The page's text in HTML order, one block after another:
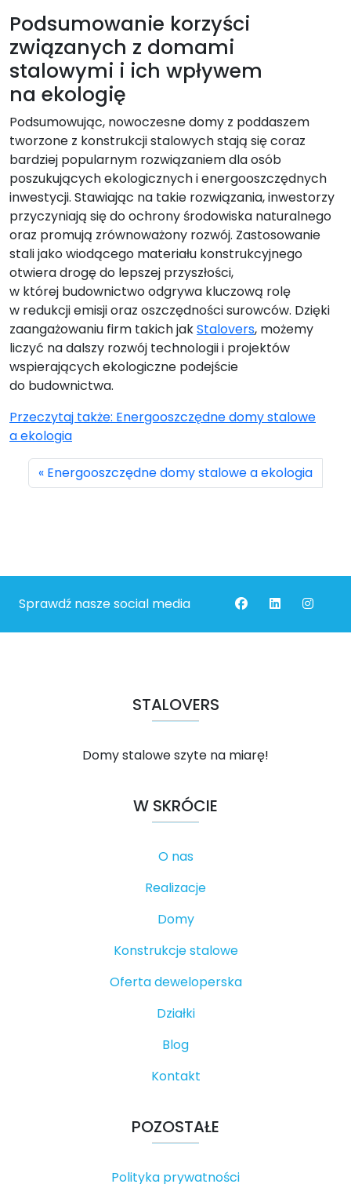
Podsumowanie korzyści
związanych z domami
stalowymi i ich wpływem
na ekologię
Podsumowując, nowoczesne domy z poddaszem
tworzone z konstrukcji stalowych stają się coraz
bardziej popularnym rozwiązaniem dla osób
poszukujących ekologicznych i energooszczędnych
inwestycji. Stawiając na takie rozwiązania, inwestorzy
przyczyniają się do ochrony środowiska naturalnego
oraz promują zrównoważony rozwój. Zastosowanie
stali jako wiodącego materiału konstrukcyjnego
otwiera drogę do lepszej przyszłości,
w której budownictwo odgrywa kluczową rolę
w redukcji emisji oraz oszczędności surowców. Dzięki
zaangażowaniu firm takich jakStalovers, możemy
liczyć na dalszy rozwój technologii i projektów
wspierających ekologiczne podejście
do budownictwa.
Przeczytaj także: Energooszczędne domy stalowe
a ekologia
Energooszczędne domy stalowe a ekologia
Sprawdź nasze social media
STALOVERS
Domy stalowe szyte na miarę!
W SKRÓCIE
O nas
Realizacje
Domy
Konstrukcje stalowe
Oferta deweloperska
Działki
Blog
Kontakt
POZOSTAŁE
Polityka prywatności